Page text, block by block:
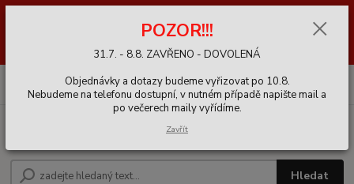
PO 10.8. ||| UPOZORNĚNÍ: Probíhá údržba a import produktů v e-shopu,
především dílů. Může být chybně dočasně uvedená dostupnost než vše
se dokončí a zkontroluje.
CZK
Hledat
+420 721 020 767
9-16h
za0,00 Kč
POZOR!!!
31.7. - 8.8. ZAVŘENO - DOVOLENÁ
Objednávky a dotazy budeme vyřizovat po 10.8.
Nebudeme na telefonu dostupní, v nutném případě napište mail a
po večerech maily vyřídíme.
Zavřít